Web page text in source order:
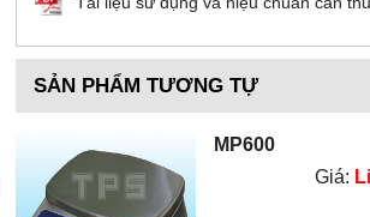
SẢN PHẨM TƯƠNG TỰ
MP600
Giá: